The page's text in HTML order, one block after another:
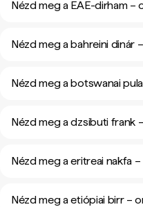
Nézd meg a EAE-dirham –
Nézd meg a bahreini dinár
Nézd meg a botswanai
Nézd meg a dzsibuti frank
Nézd meg a eritreai nakfa
Nézd meg a etiópiai birr –